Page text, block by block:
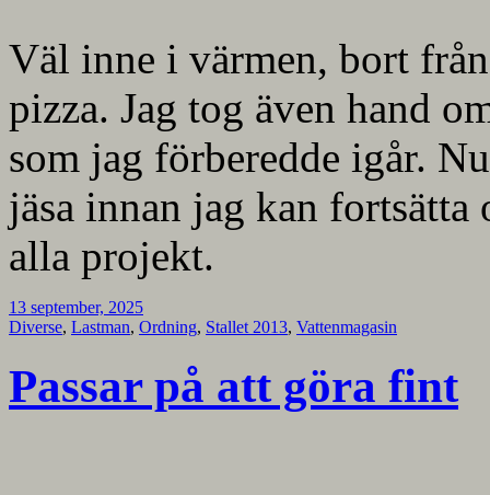
Väl inne i värmen, bort
pizza. Jag tog även hand
som jag förberedde igår.
jäsa innan jag kan fortsätta
alla projekt.
13 september, 2025
Diverse, Lastman, Ordning, Stallet 2013, Vattenmagasin
Passar på att göra fint